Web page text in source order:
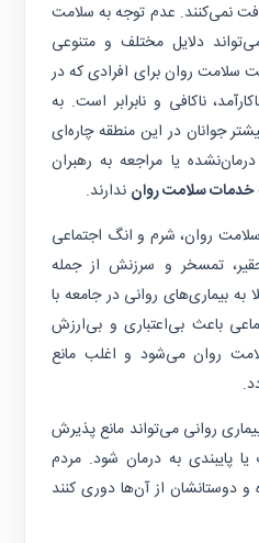
نمی‌کنند. عدم توجه به سلامت
دلایل مختلف و متنوعی
سلامت روان برای افرادی که در
ناکافی و نابرابر است. به
جوانان در این منطقه چاره‌ای
یا مراجعه به رهبران
خدمات سلامت روان ندارند.
روان، شرم و انگ اجتماعی
تمسخر و سرزنش از جمله
به بیماری‌های روانی در جامعه با
باعث بی‌اعتباری و بی‌ارزش
روان می‌شود و اغلب مانع
روانی می‌تواند مانع پذیرش
به درمان شود. مردم
دوستانشان از آن‌ها دوری کنند